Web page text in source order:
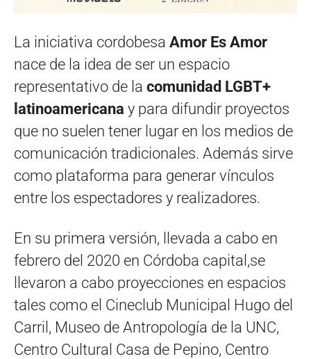
La iniciativa cordobesa Amor Es Amor
nace de la idea de ser un espacio
representativo de la comunidad LGBT+
latinoamericana y para difundir proyectos
que no suelen tener lugar en los medios de
comunicación tradicionales. Además sirve
como plataforma para generar vínculos
entre los espectadores y realizadores.
En su primera versión, llevada a cabo en
febrero del 2020 en Córdoba capital,se
llevaron a cabo proyecciones en espacios
tales como el Cineclub Municipal Hugo del
Carril, Museo de Antropología de la UNC,
Centro Cultural Casa de Pepino, Centro